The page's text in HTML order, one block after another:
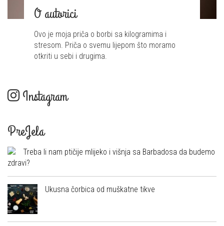
O autorici
Ovo je moja priča o borbi sa kilogramima i
stresom. Priča o svemu lijepom što moramo
otkriti u sebi i drugima.
Instagram
PreJela
Treba li nam ptičije mlijeko i višnja sa Barbadosa da budemo
zdravi?
Ukusna čorbica od muškatne tikve